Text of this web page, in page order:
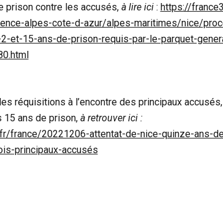
prison contre les accusés, à lire ici : https://
alpes-cote-d-azur/alpes-maritimes/nice/
et-15-ans-de-prison-requis-par-le-parquet-
réquisitions à l’encontre des principaux
15 ans de prison, à retrouver ici :
france/20221206-attentat-de-nice-quinze-ans-
principaux-accusés